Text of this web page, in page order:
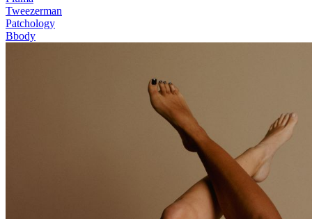
Tweezerman
Patchology
Bbody